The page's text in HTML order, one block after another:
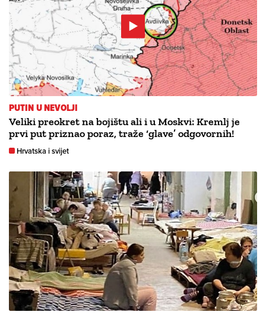
PUTIN U NEVOLJI
Veliki preokret na bojištu ali i u Moskvi: Kremlj je
prvi put priznao poraz, traže ‘glave’ odgovornih!
Hrvatska i svijet